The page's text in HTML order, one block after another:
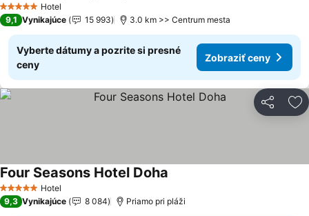
5 Počet hviezdičiek
Hotel
9,1 Vynikajúce 15 993 3.0 km >> Centrum mesta
Vyberte dátumy a pozrite si presné
ceny
Zobraziť ceny
Zdieľať
5 Počet hviezdičiek
Hotel
Four Seasons Hotel Doha
9,3 Vynikajúce 8 084 Priamo pri pláži